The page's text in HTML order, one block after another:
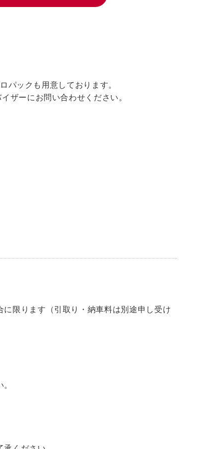
パックも用意しております。
ザーにお問い合わせください。
限ります（引取り・納車料は別途申し受け